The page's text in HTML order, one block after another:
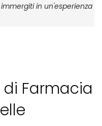
in un'esperienza
Farmacia